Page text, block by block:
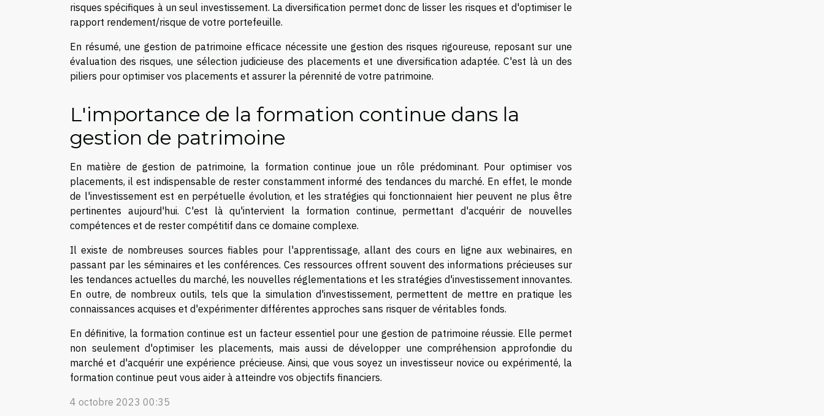
risques spécifiques à un seul investissement. La diversification permet donc de lisser les risques et d'optimiser le
rapport rendement/risque de votre portefeuille.
En résumé, une gestion de patrimoine efficace nécessite une gestion des risques rigoureuse, reposant sur une
évaluation des risques, une sélection judicieuse des placements et une diversification adaptée. C'est là un des
piliers pour optimiser vos placements et assurer la pérennité de votre patrimoine.
L'importance de la formation continue dans la
gestion de patrimoine
En matière de gestion de patrimoine, la formation continue joue un rôle prédominant. Pour optimiser vos
placements, il est indispensable de rester constamment informé des tendances du marché. En effet, le monde
de l'investissement est en perpétuelle évolution, et les stratégies qui fonctionnaient hier peuvent ne plus être
pertinentes aujourd'hui. C'est là qu'intervient la formation continue, permettant d'acquérir de nouvelles
compétences et de rester compétitif dans ce domaine complexe.
Il existe de nombreuses sources fiables pour l'apprentissage, allant des cours en ligne aux webinaires, en
passant par les séminaires et les conférences. Ces ressources offrent souvent des informations précieuses sur
les tendances actuelles du marché, les nouvelles réglementations et les stratégies d'investissement innovantes.
En outre, de nombreux outils, tels que la simulation d'investissement, permettent de mettre en pratique les
connaissances acquises et d'expérimenter différentes approches sans risquer de véritables fonds.
En définitive, la formation continue est un facteur essentiel pour une gestion de patrimoine réussie. Elle permet
non seulement d'optimiser les placements, mais aussi de développer une compréhension approfondie du
marché et d'acquérir une expérience précieuse. Ainsi, que vous soyez un investisseur novice ou expérimenté, la
formation continue peut vous aider à atteindre vos objectifs financiers.
4 octobre 2023 00:35